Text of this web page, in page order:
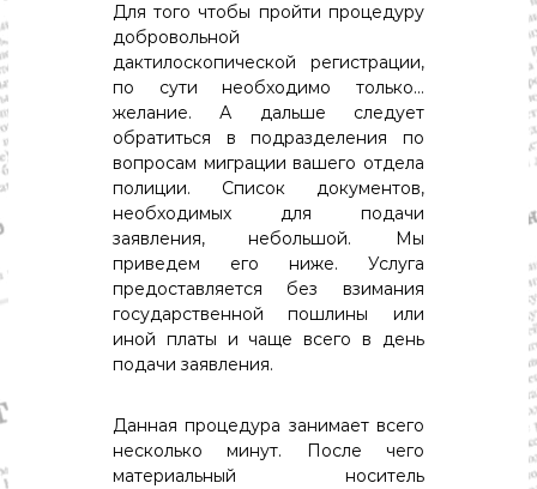
Для того чтобы пройти процедуру
добровольной
дактилоскопической регистрации,
по сути необходимо только…
желание. А дальше следует
обратиться в подразделения по
вопросам миграции вашего отдела
полиции. Список документов,
необходимых для подачи
заявления, небольшой. Мы
приведем его ниже. Услуга
предоставляется без взимания
государственной пошлины или
иной платы и чаще всего в день
подачи заявления.
Данная процедура занимает всего
несколько минут. После чего
материальный носитель